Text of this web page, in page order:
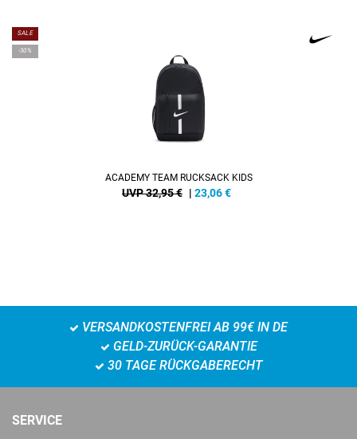
SALE
-30%
ACADEMY TEAM RUCKSACK KIDS
UVP 32,95 € | 23,06€
VERSANDKOSTENFREI AB 99€ IN DE
GELD-ZURÜCK-GARANTIE
30 TAGE RÜCKGABERECHT
SERVICE